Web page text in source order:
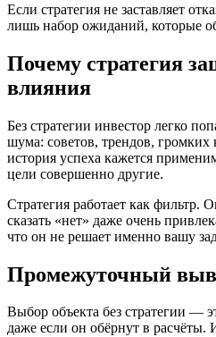
Если стратегия не заставляет
лишь набор ожиданий, которые
Почему стратегия
влияния
Без стратегии инвестор легко
шума: советов, трендов,
история успеха кажется
цели совершенно другие.
Стратегия работает как фильтр.
сказать «нет» даже очень
что он не решает именно вашу
Промежуточный
Выбор объекта без стратегии —
даже если он обёрнут в расчёты.